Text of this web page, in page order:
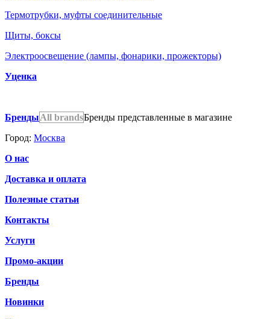
Термотрубки, муфты соединительные
Щиты, боксы
Электроосвещение (лампы, фонарики, прожекторы)
Уценка
БрендыAll brandsБренды представленные в магазине
Город: Москва
О нас
Доставка и оплата
Полезные статьи
Контакты
Услуги
Промо-акции
Бренды
Новинки